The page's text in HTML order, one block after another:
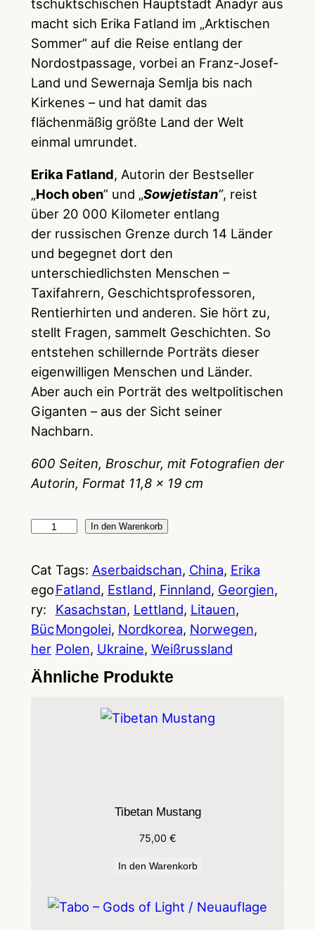
tschuktschischen Hauptstadt Anadyr aus
macht sich Erika Fatland im „Arktischen
Sommer” auf die Reise entlang der
Nordostpassage, vorbei an Franz-Josef-
Land und Sewernaja Semlja bis nach
Kirkenes – und hat damit das
flächenmäßig größte Land der Welt
einmal umrundet.
Erika Fatland, Autorin der Bestseller
„Hoch oben” und „Sowjetistan”, reist
über 20 000 Kilometer entlang
der russischen Grenze durch 14 Länder
und begegnet dort den
unterschiedlichsten Menschen –
Taxifahrern, Geschichtsprofessoren,
Rentierhirten und anderen. Sie hört zu,
stellt Fragen, sammelt Geschichten. So
entstehen schillernde Porträts dieser
eigenwilligen Menschen und Länder.
Aber auch ein Porträt des weltpolitischen
Giganten – aus der Sicht seiner
Nachbarn.
600 Seiten, Broschur, mit Fotografien der
Autorin, Format 11,8 x 19 cm
e
G
r
e
n
z
e
In den Warenkorb
Cat
ego
ry:
Büc
her
Tags: Aserbaidschan, China, Erika
Fatland, Estland, Finnland, Georgien
Kasachstan, Lettland, Litauen
Mongolei, Nordkorea, Norwegen
Polen, Ukraine, Weißrussland
Ähnliche Produkte
Tibetan Mustang
75,00 €
In den Warenkorb